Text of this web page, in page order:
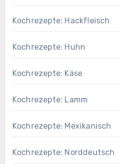
Kochrezepte: Hackfleisch
Kochrezepte: Huhn
Kochrezepte: Käse
Kochrezepte: Lamm
Kochrezepte: Mexikanisch
Kochrezepte: Norddeutsch